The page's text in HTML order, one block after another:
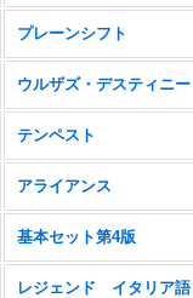
プレーンシフト
ウルザズ・デスティニー
テンペスト
アライアンス
基本セット第4版
レジェンド イタリア語